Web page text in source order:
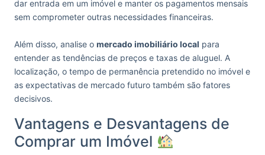
dar entrada em um imóvel e manter os pagamentos mensais
sem comprometer outras necessidades financeiras.
Além disso, analise o mercado imobiliário local para
entender as tendências de preços e taxas de aluguel. A
localização, o tempo de permanência pretendido no imóvel e
as expectativas de mercado futuro também são fatores
decisivos.
Vantagens e Desvantagens de
Comprar um Imóvel